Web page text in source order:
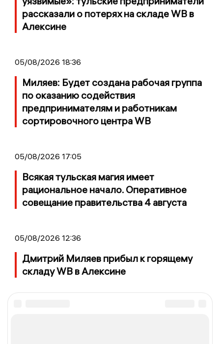
рассказали о потерях на складе WB в
Алексине
05/08/2026 18:36
Миляев: Будет создана рабочая группа
по оказанию содействия
предпринимателям и работникам
сортировочного центра WB
05/08/2026 17:05
Всякая тульская магия имеет
рациональное начало. Оперативное
совещание правительства 4 августа
05/08/2026 12:36
Дмитрий Миляев прибыл к горящему
складу WB в Алексине